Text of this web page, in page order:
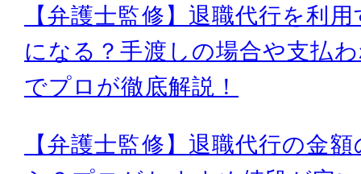
【弁護士監修】退職代行を利
になる？手渡しの場合や支払
でプロが徹底解説！
【弁護士監修】退職代行の金